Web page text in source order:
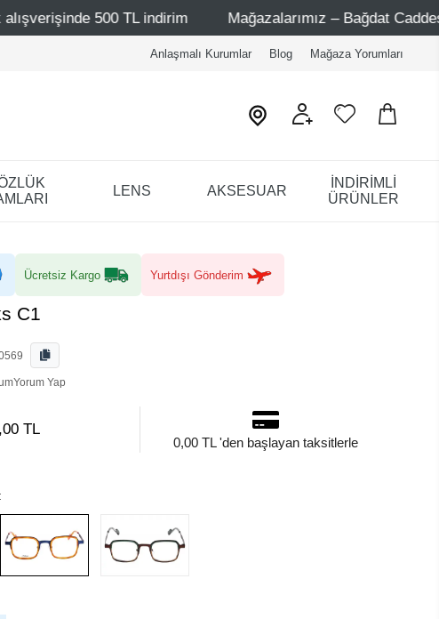
TL indirim Mağazalarımız – Bağdat Caddesi 1 - Bağdat
Anlaşmalı Kurumlar Blog Mağaza Yorumları
LENS AKSESUAR
İNDİRİMLİ
ÜRÜNLER
Ücretsiz Kargo Yurtdışı Gönderim
C1
Yorum Yap
TL
0,00 TL 'den başlayan taksitlerle